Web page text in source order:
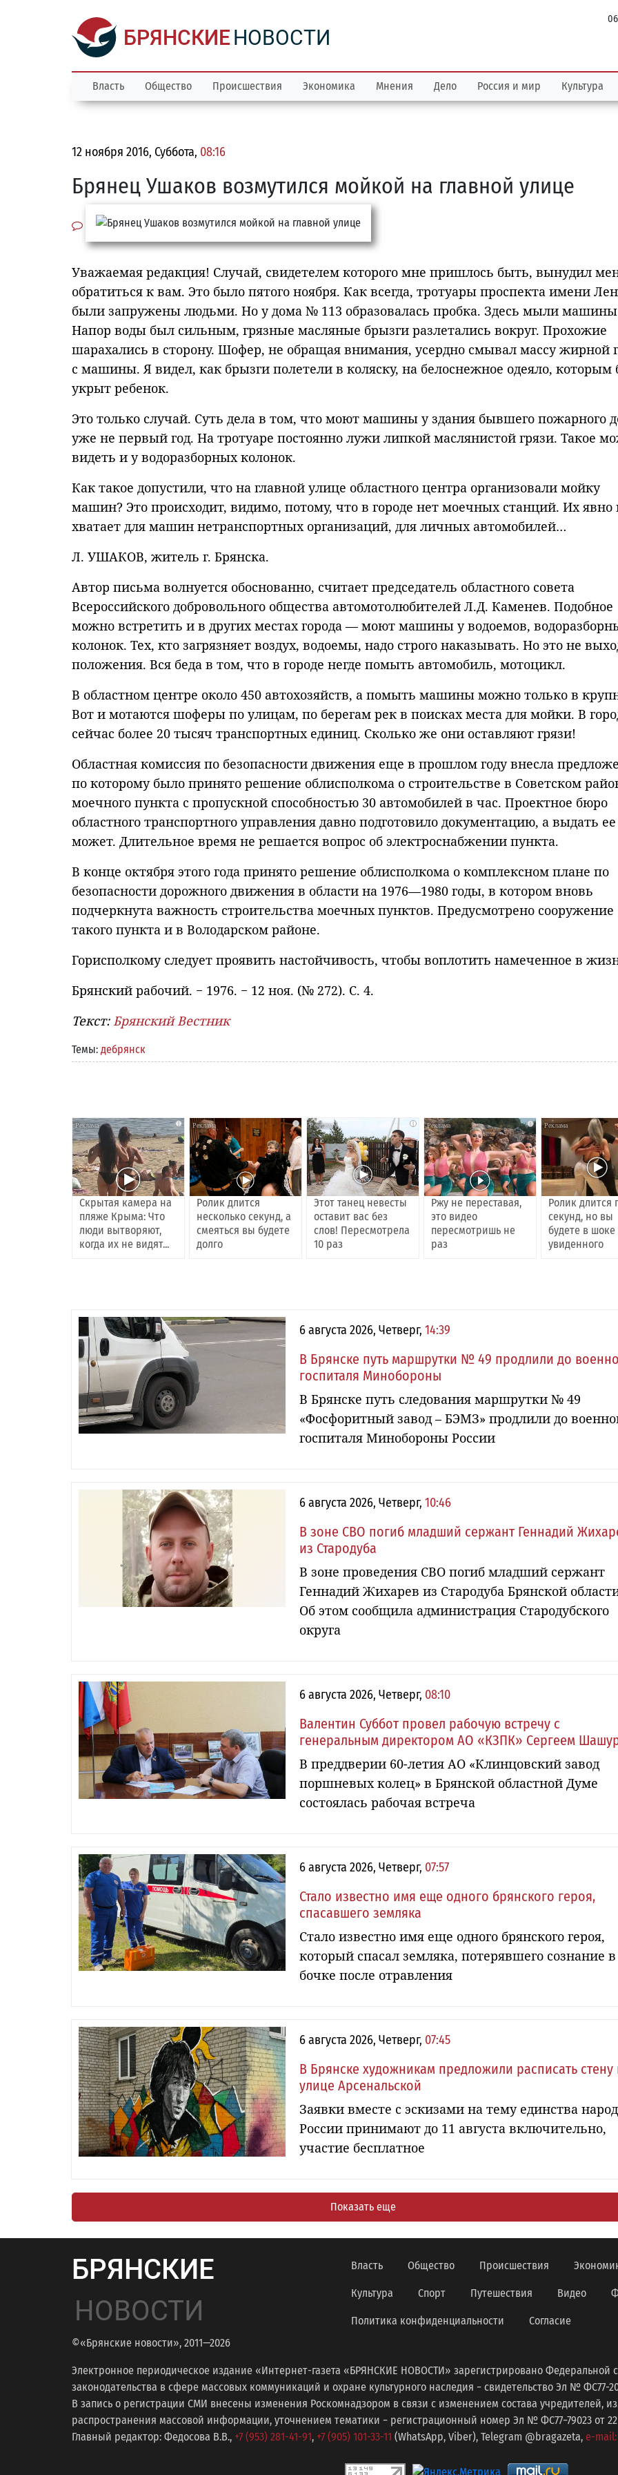
БРЯНСКИЕНОВОСТИ
Власть Общество Происшествия Экономика Мнения Дело Россия и мир Культура
12 ноября 2016, Суббота, 08:16
Брянец Ушаков возмутился мойкой на главной улице
Уважаемая редакция! Случай, свидетелем которого мне пришлось быть, вынудил
обратиться к вам. Это было пятого ноября. Как всегда, тротуары проспекта имени
были запружены людьми. Но у дома № 113 образовалась пробка. Здесь мыли
Напор воды был сильным, грязные масляные брызги разлетались вокруг. Прохожие
шарахались в сторону. Шофер, не обращая внимания, усердно смывал массу жирной
с машины. Я видел, как брызги полетели в коляску, на белоснежное одеяло, которым
укрыт ребенок.
Это только случай. Суть дела в том, что моют машины у здания бывшего пожарного
уже не первый год. На тротуаре постоянно лужи липкой маслянистой грязи. Такое
видеть и у водоразборных колонок.
Как такое допустили, что на главной улице областного центра организовали мойку
машин? Это происходит, видимо, потому, что в городе нет моечных станций. Их явно
хватает для машин нетранспортных организаций, для личных автомобилей…
Л. УШАКОВ, житель г. Брянска.
Автор письма волнуется обоснованно, считает председатель областного совета
Всероссийского добровольного общества автомотолюбителей Л.Д. Каменев. Подобное
можно встретить и в других местах города — моют машины у водоемов,
колонок. Тех, кто загрязняет воздух, водоемы, надо строго наказывать. Но это не
положения. Вся беда в том, что в городе негде помыть автомобиль, мотоцикл.
В областном центре около 450 автохозяйств, а помыть машины можно только в
Вот и мотаются шоферы по улицам, по берегам рек в поисках места для мойки. В
сейчас более 20 тысяч транспортных единиц. Сколько же они оставляют грязи!
Областная комиссия по безопасности движения еще в прошлом году внесла
по которому было принято решение облисполкома о строительстве в Советском
моечного пункта с пропускной способностью 30 автомобилей в час. Проектное бюро
областного транспортного управления давно подготовило документацию, а выдать
может. Длительное время не решается вопрос об электроснабжении пункта.
В конце октября этого года принято решение облисполкома о комплексном плане по
безопасности дорожного движения в области на 1976—1980 годы, в котором вновь
подчеркнута важность строительства моечных пунктов. Предусмотрено сооружение
такого пункта и в Володарском районе.
Горисполкому следует проявить настойчивость, чтобы воплотить намеченное в
Брянский рабочий. − 1976. − 12 ноя. (№ 272). С. 4.
Текст:Брянский Вестник
Темы: дебрянск
i
Скрытая камера на
пляже Крыма: Что
люди вытворяют,
когда их не видят...
i
Ролик длится
несколько секунд, а
смеяться вы будете
долго
i
Этот танец невесты
оставит вас без
слов! Пересмотрела
10 раз
i
Ржу не переставая,
это видео
пересмотришь не
раз
Ролик длится
секунд, но вы
будете в шоке
увиденного
6 августа 2026, Четверг, 14:39
В Брянске путь маршрутки № 49 продлили до
госпиталя Минобороны
В Брянске путь следования маршрутки № 49
«Фосфоритный завод – БЭМЗ» продлили до
госпиталя Минобороны России
6 августа 2026, Четверг, 10:46
В зоне СВО погиб младший сержант Геннадий
из Стародуба
В зоне проведения СВО погиб младший сержант
Геннадий Жихарев из Стародуба Брянской
Об этом сообщила администрация Стародубского
округа
6 августа 2026, Четверг, 08:10
Валентин Суббот провел рабочую встречу с
генеральным директором АО «КЗПК» Сергеем
В преддверии 60-летия АО «Клинцовский завод
поршневых колец» в Брянской областной Думе
состоялась рабочая встреча
6 августа 2026, Четверг, 07:57
Стало известно имя еще одного брянского героя,
спасавшего земляка
Стало известно имя еще одного брянского героя,
который спасал земляка, потерявшего сознание в
бочке после отравления
6 августа 2026, Четверг, 07:45
В Брянске художникам предложили расписать стену
улице Арсенальской
Заявки вместе с эскизами на тему единства
России принимают до 11 августа включительно,
участие бесплатное
Показать еще
БРЯНСКИЕ
НОВОСТИ
©«Брянские новости», 2011—2026
Власть Общество Происшествия
Культура Спорт Путешествия Видео
Политика конфиденциальности Согласие
Электронное периодическое издание «Интернет-газета «БРЯНСКИЕ НОВОСТИ» зарегистрировано Федеральной
законодательства в сфере массовых коммуникаций и охране культурного наследия − свидетельство Эл № ФС77-
В запись о регистрации СМИ внесены изменения Роскомнадзором в связи с изменением состава учредителей,
распространения массовой информации, уточнением тематики − регистрационный номер Эл № ФС77−79023 от 22
Главный редактор: Федосова В.В., +7 (953) 281-41-91, +7 (905) 101-33-11 (WhatsApp, Viber), Telegram @bragazeta, e-